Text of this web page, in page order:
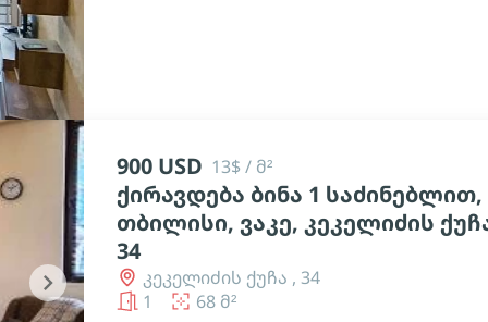
chevron_right
900 USD 13$ / მ²
ქირავდება ბინა 1 საძინებლით,
თბილისი, ვაკე, კეკელიძის
34
კეკელიძის ქუჩა , 34
1
68 მ²